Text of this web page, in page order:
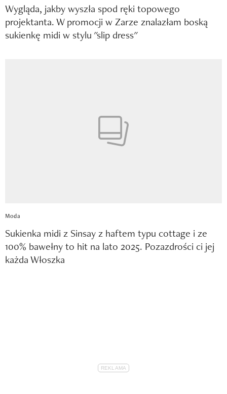
Wygląda, jakby wyszła spod ręki topowego
projektanta. W promocji w Zarze znalazłam boską
sukienkę midi w stylu "slip dress"
Moda
Sukienka midi z Sinsay z haftem typu cottage i ze
100% bawełny to hit na lato 2025. Pozazdrości ci jej
każda Włoszka